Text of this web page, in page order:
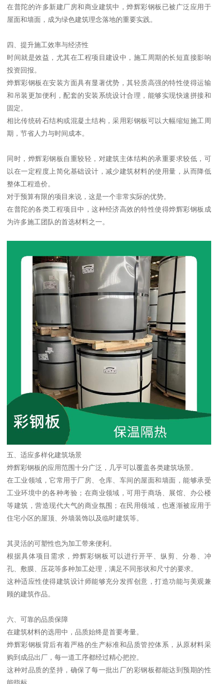
在普陀的许多新建厂房和商业建筑中，烨辉彩钢板已被广泛应用于
屋面和墙面，成为绿色建筑理念落地的重要实践。
四、提升施工效率与经济性
时间就是效益，尤其在工程项目建设中，施工周期的长短直接影响
投资回报。
烨辉彩钢板在安装方面具有显著优势，其轻质高强的特性使得运输
和吊装更加便利，配套的安装系统设计合理，能够实现快速拼接和
固定。
相比传统砖石结构或混凝土结构，采用彩钢板可以大幅缩短施工周
期，节省人力与时间成本。
同时，烨辉彩钢板自重较轻，对建筑主体结构的承重要求较低，可
以在一定程度上简化基础设计，减少建筑材料的使用量，从而降低
整体工程造价。
对于预算有限的项目来说，这是一个非常实际的优势。
在普陀的各类工程项目中，这种经济高效的特性使得烨辉彩钢板成
为许多施工团队的首选材料之一。
五、适应多样化建筑场景
烨辉彩钢板的应用范围十分广泛，几乎可以覆盖各类建筑场景。
在工业领域，它常用于厂房、仓库、车间的屋面和墙面，能够承受
工业环境中的各种考验；在商业领域，可用于商场、展馆、办公楼
等建筑，营造现代大气的商业氛围；在民用领域，也逐渐被应用于
住宅小区的屋顶、外墙装饰以及临时建筑等。
其灵活的可塑性也为加工带来便利。
根据具体项目需求，烨辉彩钢板可以进行开平、纵剪、分卷、冲
孔、敷膜、压花等多种加工处理，满足不同形状和尺寸的要求。
这种适应性使得建筑设计师能够充分发挥创意，打造功能与美观兼
顾的建筑作品。
六、可靠的品质保障
在建筑材料的选用中，品质始终是首要考量。
烨辉彩钢板背后有着严格的生产标准和品质管控体系，从原材料采
购到成品出厂，每一道工序都经过精心把控。
这种对品质的坚持，确保了每一批出厂的彩钢板都能达到预期的性